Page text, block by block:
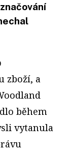
zboží, a
během
vytanula